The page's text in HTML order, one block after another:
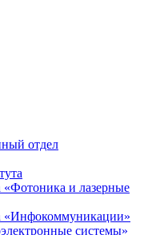
отдел
«Фотоника и лазерные
«Инфокоммуникации»
системы»